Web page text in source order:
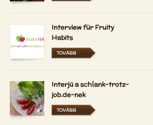
Interview für Fruity
Habits
TOVÁBB
Interjú a schlank-trotz-
job.de-nek
TOVÁBB